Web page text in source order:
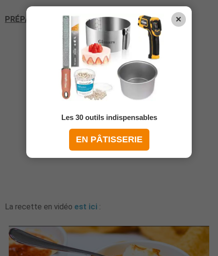
PRÉPARATION :
La recette en vidéo est ici :
×
Les 30 outils indispensables
EN PÂTISSERIE